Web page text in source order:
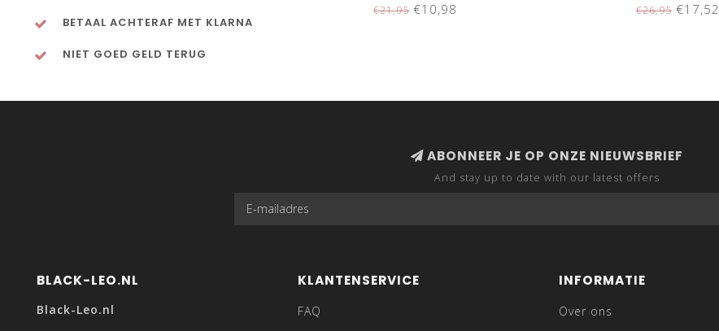
BETAAL ACHTERAF MET KLARNA
NIET GOED GELD TERUG
€21,95€10,98 €26,95€17,52
ABONNEER JE OP ONZE NIEUWSBRIEF
And stay up to date with our latest offers
BLACK-LEO.NL
Black-Leo.nl
KLANTENSERVICE
FAQ
INFORMATIE
Over ons